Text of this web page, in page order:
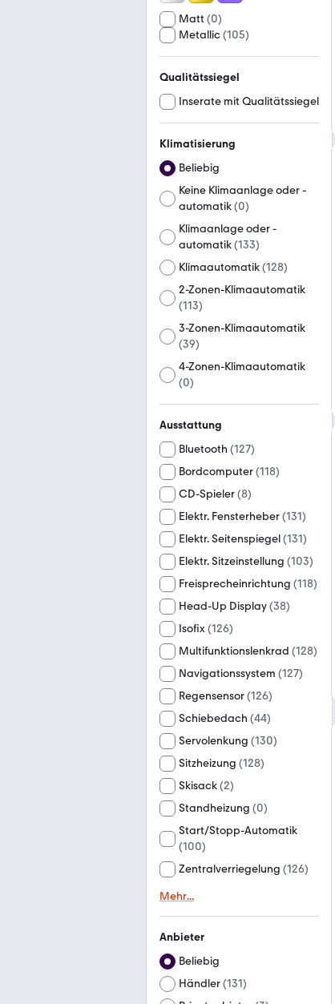
Matt (0)
Metallic(105)
Qualitätssiegel
Inserate mit Qualitätssiegel
Klimatisierung
Beliebig
Keine Klimaanlage oder -
automatik(0)
Klimaanlage oder -
automatik(133)
Klimaautomatik(128)
2-Zonen-Klimaautomatik
(113)
3-Zonen-Klimaautomatik
(39)
4-Zonen-Klimaautomatik
(0)
Ausstattung
Bluetooth (127)
Bordcomputer(118)
CD-Spieler(8)
Elektr. Fensterheber(131)
Elektr. Seitenspiegel(131)
Elektr. Sitzeinstellung (103)
Freisprecheinrichtung (118)
Head-Up Display(38)
Isofix(126)
Multifunktionslenkrad (128)
Navigationssystem (127)
Regensensor(126)
Schiebedach (44)
Servolenkung (130)
Sitzheizung (128)
Skisack(2)
Standheizung (0)
Start/Stopp-Automatik
(100)
Zentralverriegelung (126)
Mehr...
Anbieter
Beliebig
Händler(131)